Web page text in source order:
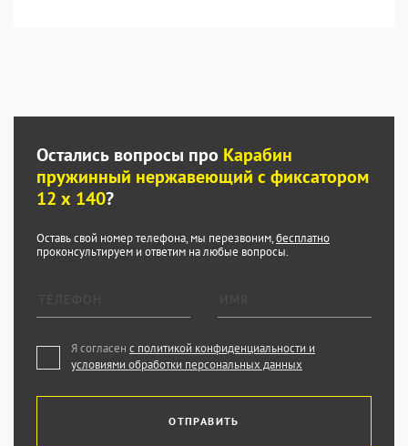
Остались вопросы про Карабин
пружинный нержавеющий с фиксатором
12 х 140?
Оставь свой номер телефона, мы перезвоним,бесплатно
проконсультируем и ответим на любые вопросы.
Я согласен с политикой конфиденциальности и
условиями обработки персональных данных
ОТПРАВИТЬ